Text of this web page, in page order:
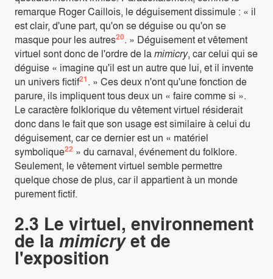
remarque Roger Caillois, le déguisement dissimule : « il
est clair, d'une part, qu'on se déguise ou qu'on se
masque pour les autres20. » Déguisement et vêtement
virtuel sont donc de l'ordre de lamimicry, car celui qui se
déguise « imagine qu'il est un autre que lui, et il invente
un univers fictif21. » Ces deux n'ont qu'une fonction de
parure, ils impliquent tous deux un « faire comme si ».
Le caractère folklorique du vêtement virtuel résiderait
donc dans le fait que son usage est similaire à celui du
déguisement, car ce dernier est un « matériel
symbolique22 » du carnaval, événement du folklore.
Seulement, le vêtement virtuel semble permettre
quelque chose de plus, car il appartient à un monde
purement fictif.
2.3 Le virtuel, environnement
de la mimicryet de
l'exposition